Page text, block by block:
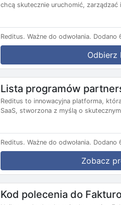
chcą skutecznie uruchomić, zarządzać
Reditus. Ważne do odwołania. Dodano
Odbierz
Lista programów
Reditus to innowacyjna platforma,
SaaS, stworzona z myślą o
Reditus. Ważne do odwołania. Dodano
Zobacz
Kod polecenia do